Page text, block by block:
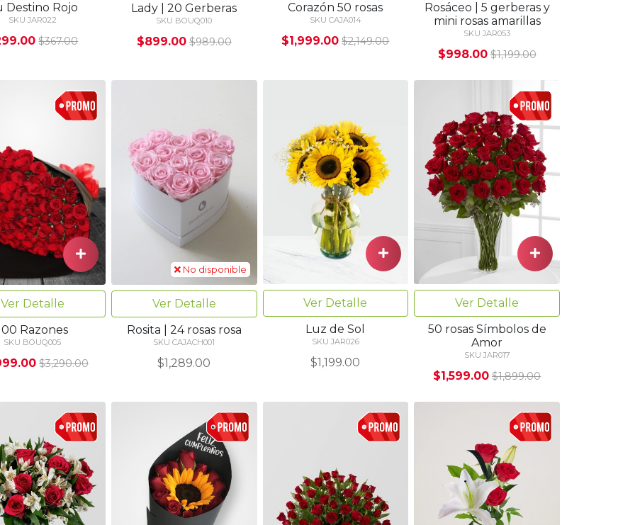
Destino Rojo
SKU JAR022
$367.00
Lady | 20 Gerberas
SKU BOUQ010
$899.00 $989.00
Corazón 50 rosas
SKU CAJA014
$1,999.00 $2,149.00
Rosáceo | 5 gerberas y
mini rosas amarillas
SKU JAR053
$998.00 $1,199.00
Ver Detalle
Razones
SKU BOUQ005
$3,290.00
No disponible
Ver Detalle
Rosita | 24 rosas rosa
SKU CAJACH001
$1,289.00
Ver Detalle
Luz de Sol
SKU JAR026
$1,199.00
Ver Detalle
50 rosas Símbolos de
Amor
SKU JAR017
$1,599.00 $1,899.00